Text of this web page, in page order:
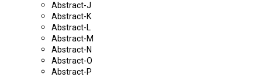
Abstract-J
Abstract-K
Abstract-L
Abstract-M
Abstract-N
Abstract-O
Abstract-P